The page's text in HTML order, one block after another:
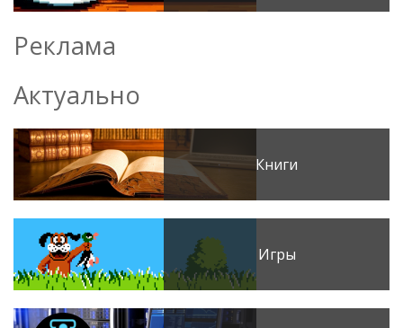
Реклама
Актуально
Книги
Игры